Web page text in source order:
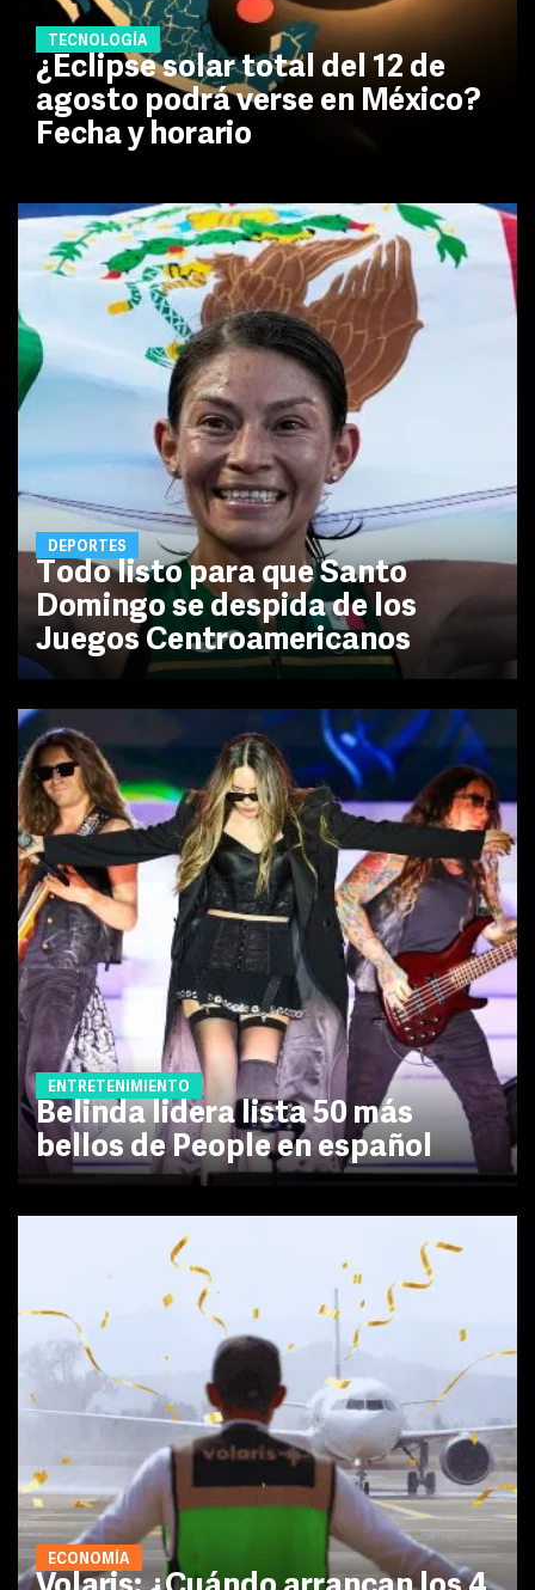
TECNOLOGÍA
¿Eclipse solar total del 12 de
agosto podrá verse en México?
Fecha y horario
DEPORTES
Todo listo para que Santo
Domingo se despida de los
Juegos Centroamericanos
ENTRETENIMIENTO
Belinda lidera lista 50 más
bellos de People en español
ECONOMÍA